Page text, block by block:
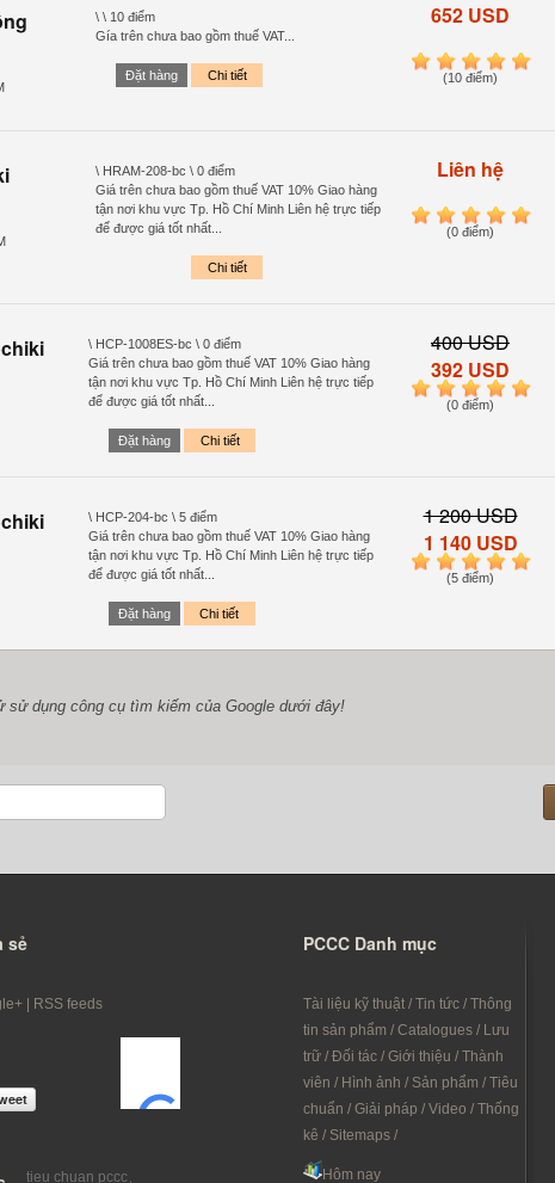
\ \ 10 điểm
Gía trên chưa bao gồm thuế VAT...
Đặt hàng Chi tiết
652 USD
1 2 3 4 5
(10 điểm)
\ HRAM-208-bc \ 0 điểm
Giá trên chưa bao gồm thuế VAT 10% Giao hàng
tận nơi khu vực Tp. Hồ Chí Minh Liên hệ trực tiếp
để được giá tốt nhất...
Chi tiết
Liên hệ
1 2 3 4 5
(0 điểm)
\ HCP-1008ES-bc \ 0 điểm
Giá trên chưa bao gồm thuế VAT 10% Giao hàng
tận nơi khu vực Tp. Hồ Chí Minh Liên hệ trực tiếp
để được giá tốt nhất...
Đặt hàng Chi tiết
400 USD
392 USD
1 2 3 4 5
(0 điểm)
\ HCP-204-bc \ 5 điểm
Giá trên chưa bao gồm thuế VAT 10% Giao hàng
tận nơi khu vực Tp. Hồ Chí Minh Liên hệ trực tiếp
để được giá tốt nhất...
Đặt hàng Chi tiết
1 200 USD
1 140 USD
1 2 3 4 5
(5 điểm)
sử dụng công cụ tìm kiếm của Google dưới đây!
sẻ
RSS feeds
tieu chuan pccc
PCCC Danh mục
Tài liệu kỹ thuật / Tin tức / Thông
tin sản phẩm / Catalogues / Lưu
trữ / Đối tác / Giới thiệu / Thành
viên / Hình ảnh / Sản phẩm / Tiêu
chuẩn / Giải pháp / Video / Thống
kê / Sitemaps /
Hôm nay